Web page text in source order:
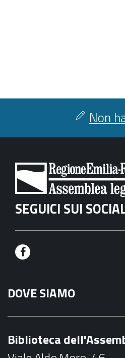
Non
SEGUICI SUI
F
c
e
DOVE SIAMO
Biblioteca